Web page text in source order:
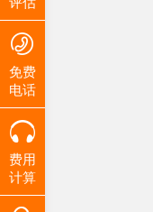
免费
电话
费用
计算